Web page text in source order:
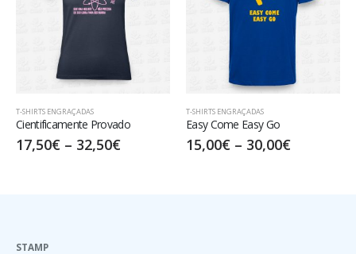
T-SHIRTS ENGRAÇADAS
Easy Come Easy Go
15,00€ –30,00€
T-SHIRTS ENGRAÇADAS
Paciência
15,00€ –30,00€
STAMP